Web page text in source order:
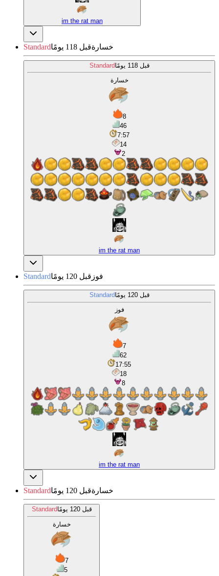
im the rat man
Standard خسارةقبل 118 يومًا
Standard قبل 118 يومًا
خسارة
8
46
7:57
14
2
im the rat man
Standard فوز قبل 120 يومًا
Standard قبل 120 يومًا
فوز
7
62
17:55
18
8
im the rat man
Standard خسارةقبل 120 يومًا
Standard قبل 120 يومًا
خسارة
7
5